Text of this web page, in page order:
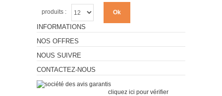
Ok
produits :
INFORMATIONS
NOS OFFRES
NOUS SUIVRE
CONTACTEZ-NOUS
cliquez ici pour vérifier.